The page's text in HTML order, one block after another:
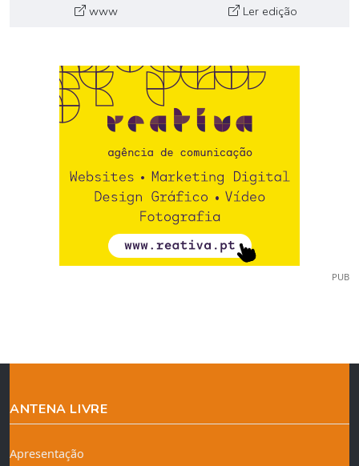
www Ler edição
PUB
ANTENA LIVRE
Apresentação